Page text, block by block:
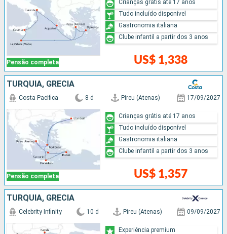
Pensão completa US$ 1,338
Crianças grátis até 17 anos
Tudo incluído disponível
Gastronomia italiana
Clube infantil a partir dos 3 anos
TURQUIA, GRÉCIA
Pensão completa
Costa Pacifica 8 d Pireu (Atenas) 17/09/2027
US$ 1,357
Crianças grátis até 17 anos
Tudo incluído disponível
Gastronomia italiana
Clube infantil a partir dos 3 anos
TURQUIA, GRÉCIA
Celebrity Infinity 10 d Pireu (Atenas) 09/09/2027
Experiência premium